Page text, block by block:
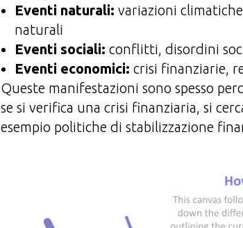
Eventi naturali: variazioni
naturali
Eventi sociali: conflitti, disordini
Eventi economici: crisi finanziarie,
Queste manifestazioni sono spesso
se si verifica una crisi finanziaria, si
esempio politiche di stabilizzazione